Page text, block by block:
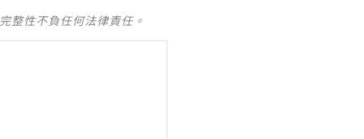
整性不負任何法律責任。